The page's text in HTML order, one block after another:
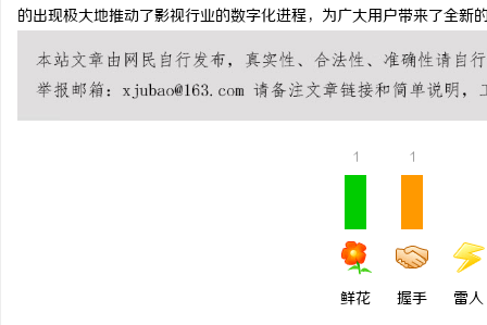
的出现极大地推动了影视行业的数字化进程，为广大用户带来了全新
1
鲜花
1
握手 雷人
汉配眼镜 上海配眼镜 激光焊接系列：高效、